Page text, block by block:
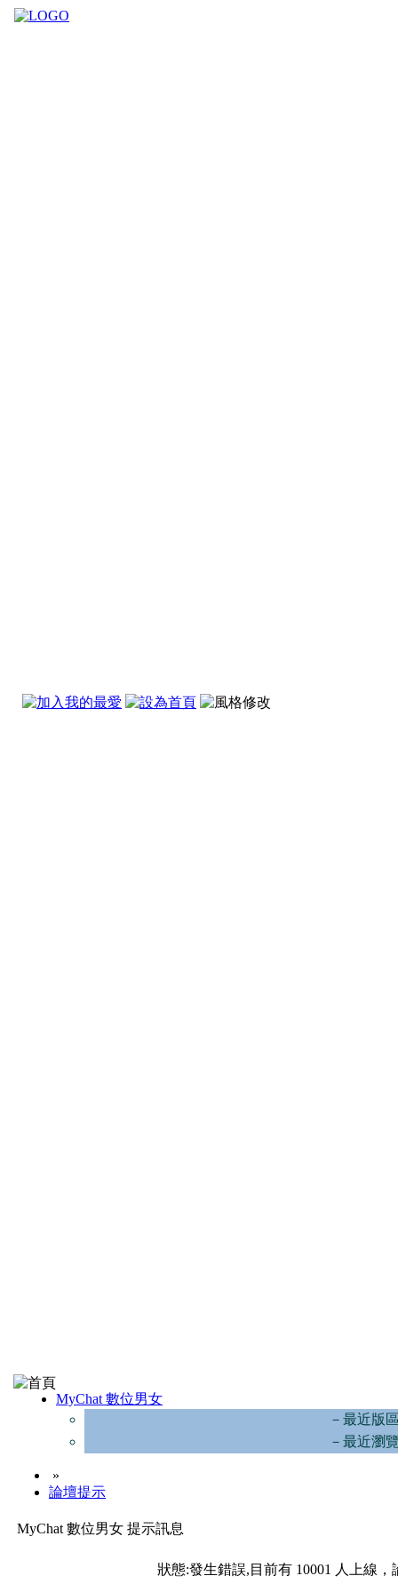
MyChat 數位男女
－最近版
－最近瀏
»
論壇提示
MyChat 數位男女 提示訊息
狀態:發生錯誤,目前有 10001 人上線